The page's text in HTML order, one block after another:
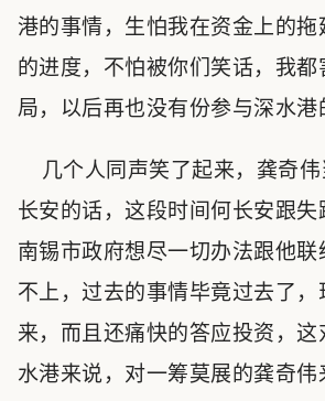
港的事情，生怕我在资金上的
的进度，不怕被你们笑话，我都
局，以后再也没有份参与深水港
几个人同声笑了起来，龚奇伟
长安的话，这段时间何长安跟失
南锡市政府想尽一切办法跟他
不上，过去的事情毕竟过去了，
来，而且还痛快的答应投资，这
水港来说，对一筹莫展的龚奇